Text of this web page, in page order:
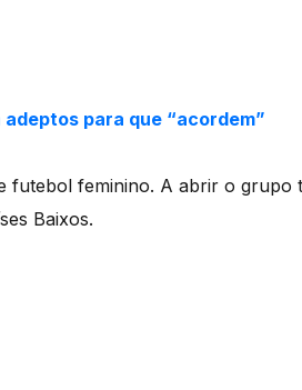
para que “acordem”
futebol feminino. A abrir o grupo
Baixos.